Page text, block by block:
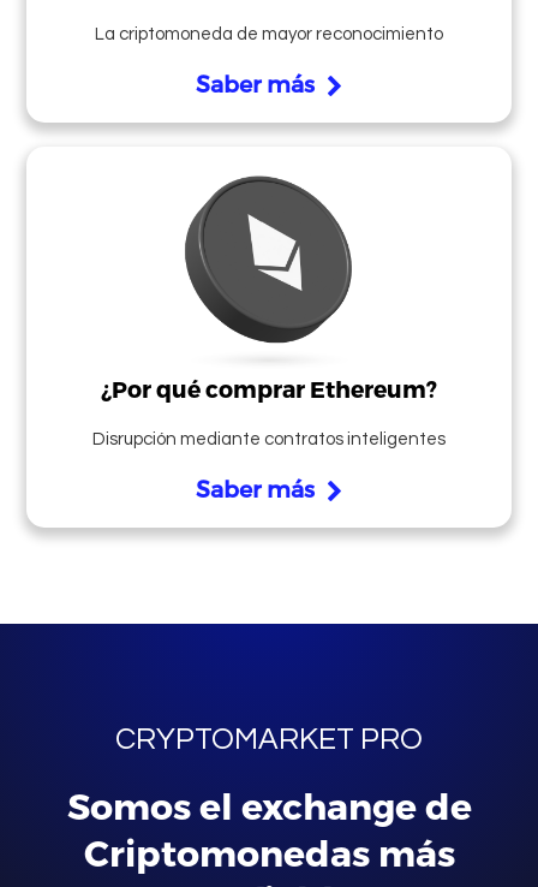
Ingresar
La criptomoneda de mayor reconocimiento
Saber más
¿Por qué comprar Ethereum?
Disrupción mediante contratos inteligentes
Saber más
CRYPTOMARKET PRO
Somos el exchange de
Criptomonedas más